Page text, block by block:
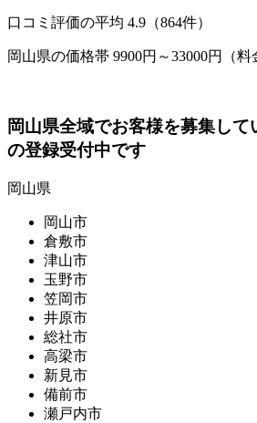
口コミ評価の平均 4.9（864件）
岡山県の価格帯 9900円～33000円（料
岡山県全域でお客様を募集し
の登録受付中です
岡山県
岡山市
倉敷市
津山市
玉野市
笠岡市
井原市
総社市
高梁市
新見市
備前市
瀬戸内市